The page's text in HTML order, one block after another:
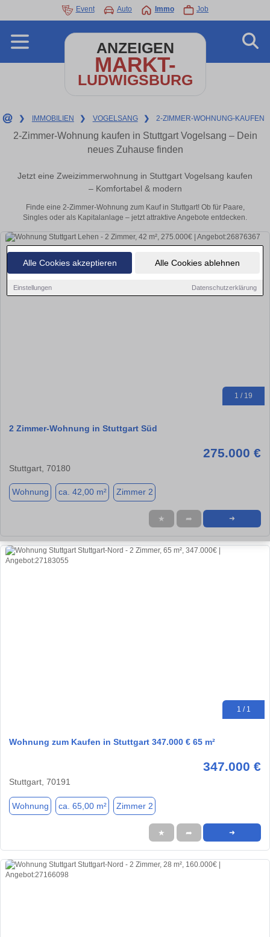
Alle Cookies akzeptieren Alle Cookies ablehnen
Einstellungen Datenschutzerklärung
Event Auto Immo Job
ANZEIGEN
MARKT-
LUDWIGSBURG
❯ IMMOBILIEN ❯ VOGELSANG ❯ 2-ZIMMER-WOHNUNG-KAUFEN
2-Zimmer-Wohnung kaufen in Stuttgart Vogelsang – Dein
neues Zuhause finden
Jetzt eine Zweizimmerwohnung in Stuttgart Vogelsang kaufen
– Komfortabel & modern
Finde eine 2-Zimmer-Wohnung zum Kauf in Stuttgart! Ob für Paare,
Singles oder als Kapitalanlage – jetzt attraktive Angebote entdecken.
1 / 19
2 Zimmer-Wohnung in Stuttgart Süd
275.000 €
Stuttgart, 70180
Wohnung ca. 42,00 m² Zimmer 2
★ ➦ ➜
1 / 1
Wohnung zum Kaufen in Stuttgart 347.000 € 65 m²
347.000 €
Stuttgart, 70191
Wohnung ca. 65,00 m² Zimmer 2
★ ➦ ➜